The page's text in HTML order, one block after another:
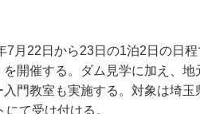
月22日から23日の1泊2日の日
開催する。ダム見学に加え、
門教室も実施する。対象は埼
て受け付ける。